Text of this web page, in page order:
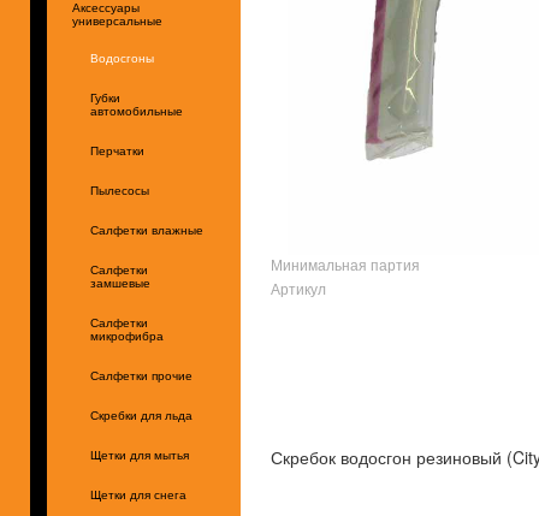
Аксессуары
универсальные
Водосгоны
Губки
автомобильные
Перчатки
Пылесосы
Салфетки влажные
Салфетки
замшевые
Салфетки
микрофибра
Салфетки прочие
Скребки для льда
Щетки для мытья
Щетки для снега
Минимальная партия
Артикул
Скребок водосгон резиновый